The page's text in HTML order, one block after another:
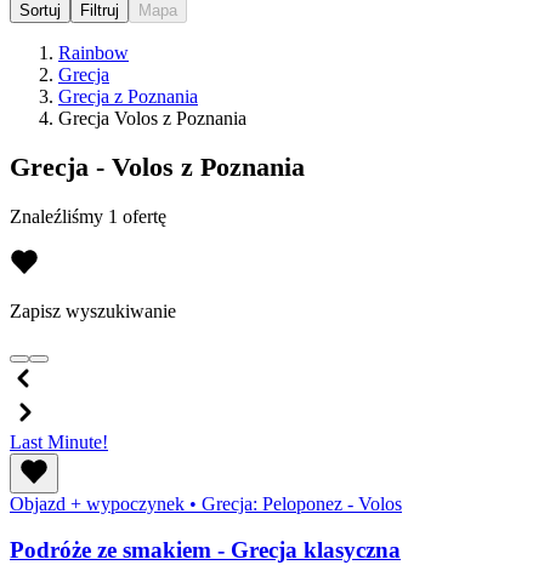
Sortuj Filtruj Mapa
Rainbow
Grecja
Grecja z Poznania
Grecja Volos z Poznania
Grecja - Volos z Poznania
Znaleźliśmy 1 ofertę
Zapisz wyszukiwanie
Last Minute!
Objazd + wypoczynek • Grecja: Peloponez - Volos
Podróże ze smakiem - Grecja klasyczna